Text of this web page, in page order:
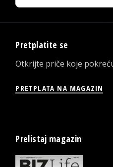
Pretplatite se
Otkrijte priče koje
PRETPLATA NA MAGAZIN
Prelistaj magazin